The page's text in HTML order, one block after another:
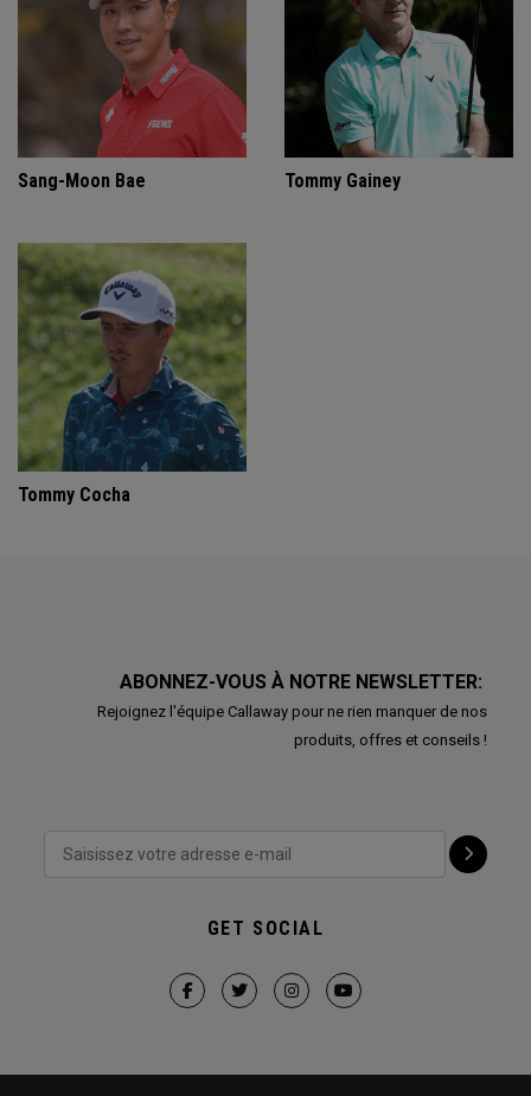
Sang-Moon Bae Tommy Gainey
Tommy Cocha
ABONNEZ-VOUS À NOTRE NEWSLETTER:
Rejoignez l'équipe Callaway pour ne rien manquer de nos
produits, offres et conseils !
GET SOCIAL